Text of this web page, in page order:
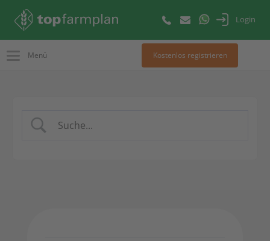
Login
Menü Kostenlos registrieren